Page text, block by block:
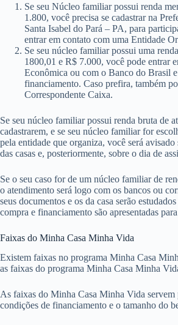
Se seu Núcleo familiar possui renda
1.800, você precisa se cadastrar na
Santa Isabel do Pará – PA, para
entrar em contato com uma Entidade
Se seu núcleo familiar possui uma
1800,01 e R$ 7.000, você pode entrar
Econômica ou com o Banco do Brasil
financiamento. Caso prefira, também
Correspondente Caixa.
Se seu núcleo familiar possui renda bruta de
cadastrarem, e se seu núcleo familiar for
pela entidade que organiza, você será
das casas e, posteriormente, sobre o dia de
Se o seu caso for de um núcleo familiar de
o atendimento será logo com os bancos ou
seus documentos e os da casa serão
compra e financiamento são apresentadas
Faixas do Minha Casa Minha Vida
Existem faixas no programa Minha Casa
as faixas do programa Minha Casa Minha
As faixas do Minha Casa Minha Vida servem
condições de financiamento e o tamanho do